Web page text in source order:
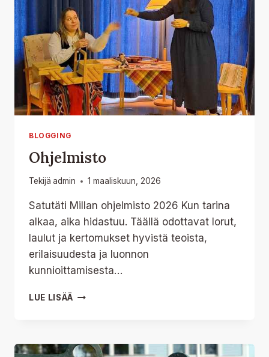
BLOGGING
Ohjelmisto
Tekijä admin 1 maaliskuun, 2026
Satutäti Millan ohjelmisto 2026 Kun tarina
alkaa, aika hidastuu. Täällä odottavat lorut,
laulut ja kertomukset hyvistä teoista,
erilaisuudesta ja luonnon
kunnioittamisesta…
LUE LISÄÄ OHJELMISTO